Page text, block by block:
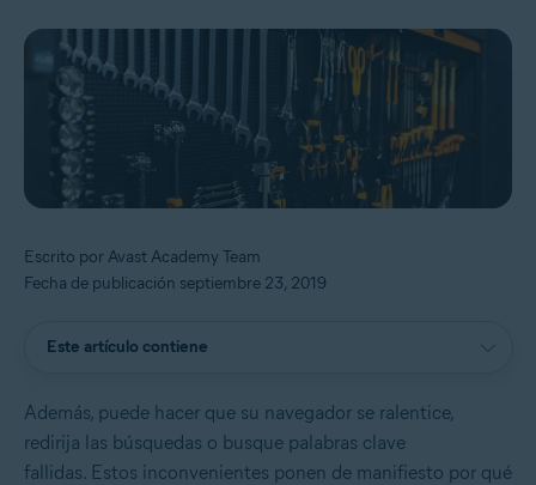
Escrito por Avast Academy Team
Fecha de publicación septiembre 23, 2019
Este artículo contiene
Además, puede hacer que su navegador se ralentice,
redirija las búsquedas o busque palabras clave
fallidas. Estos inconvenientes ponen de manifiesto por qué